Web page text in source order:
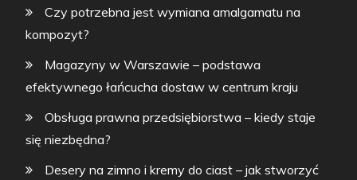
Czy potrzebna jest wymiana amalgamatu na
kompozyt?
Magazyny w Warszawie – podstawa
efektywnego łańcucha dostaw w centrum kraju
Obsługa prawna przedsiębiorstwa – kiedy staje
się niezbędna?
Desery na zimno i kremy do ciast – jak stworzyć